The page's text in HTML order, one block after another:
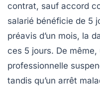
contrat, sauf accord
salarié bénéficie de 5
préavis d’un mois, la
ces 5 jours. De même,
professionnelle
tandis qu’un arrêt